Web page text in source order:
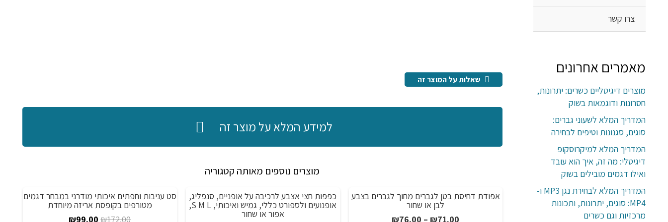
שאלות על המוצר זה
למידע המלא על מוצר זה
מוצרים נוספים מאותה קטגוריה
מבצע! חבילה של 10 זוגות גרבי במבוק לגברים מידה
42-45 בגוונים כהים
₪57.00
–
184.00
מבצע!
אפודת דחיסת בטן לגברים מחוך לגברים בצבע
לבן או שחור
₪71.00
–
₪76.00
טווח
מבצע!
כפפות חצי אצבע לרכיבה על אופניים, סנפליג,
אופנועים ולספורט כללי, גמיש ואיכותי, S M L,
אפור או שחור
מבצע!
סט עניבות וחפתים איכותי מודרני במבחר דגמים
מטורפים בקופסת אריזה מיוחדת
₪172.00
המחיר₪99.00
המחיר
צרו קשר
מאמרים אחרונים
מוצרים דיגיטליים כשרים: יתרונות,
חסרונות ודוגמאות בשוק
המדריך המלא לשעוני גברים:
סוגים, סגנונות וטיפים לבחירה
המדריך המלא למיקרוסקופ
דיגיטלי: מה זה, איך הוא עובד
ואילו דגמים מובילים בשוק
המדריך המלא לבחירת נגן MP3 ו-
MP4: סוגים, יתרונות, ותכונות
מרכזיות וגם כשרים